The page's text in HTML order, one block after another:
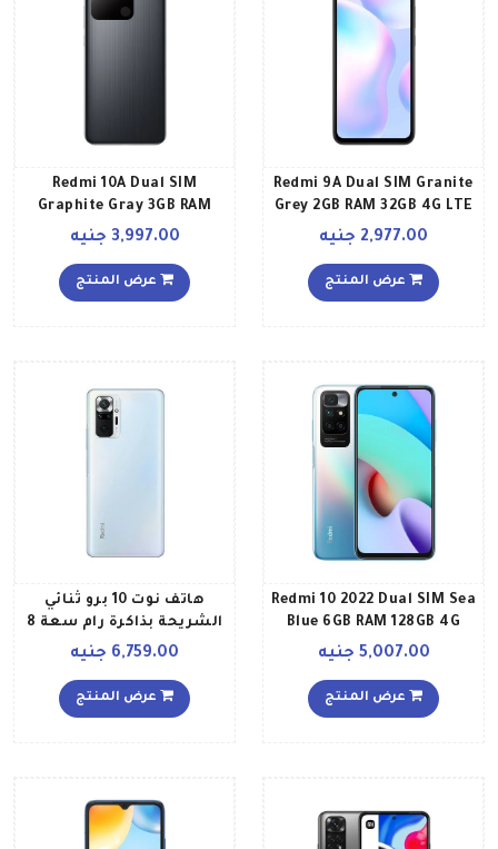
Redmi 9A Dual SIM Granite
Grey 2GB RAM 32GB 4G LTE
Global Version
2,977.00 جنيه
عرض المنتج
Redmi 10A Dual SIM
Graphite Gray 3GB RAM
64GB Global Version
3,997.00 جنيه
عرض المنتج
Redmi 10 2022 Dual SIM Sea
Blue 6GB RAM 128GB 4G
Global Version
5,007.00 جنيه
عرض المنتج
هاتف نوت 10 برو ثنائي
الشريحة بذاكرة رام سعة 8
جيجابايت وذاكرة داخلية
تقنية 4G LTE، لون أزرق
6,759.00 جنيه
عرض المنتج